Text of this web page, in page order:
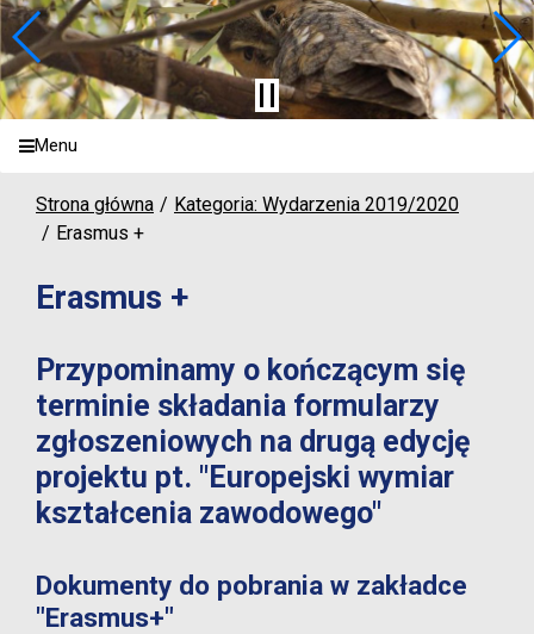
Menu
Strona główna
Kategoria: Wydarzenia 2019/2020
Erasmus +
Erasmus +
Przypominamy o kończącym się
terminie składania formularzy
zgłoszeniowych na drugą edycję
projektu pt. "Europejski wymiar
kształcenia zawodowego"
Dokumenty do pobrania w zakładce
"Erasmus+"